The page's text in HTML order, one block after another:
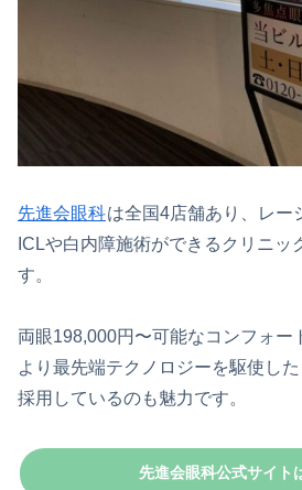
先進会眼科は全国4店舗あり、レー
ICLや白内障施術ができるクリニッ
す。
両眼198,000円〜可能なコンフォー
より最先端テクノロジーを駆使し
採用しているのも魅力です。
先進会眼科公式サイト